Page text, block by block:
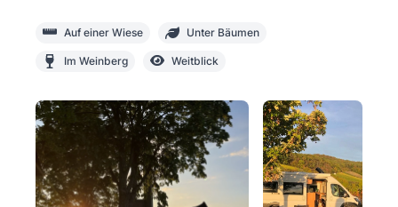
Auf einer Wiese Unter Bäumen
Im Weinberg Weitblick